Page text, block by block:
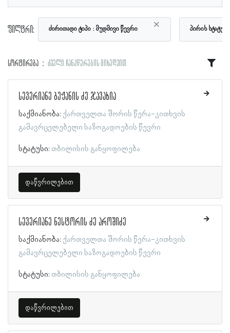
ფილტრი: ×
ძირითადი ტიპი მუდმივი წევრი პირის
სორტირება ძველი ჩანაწერების მიხედვით
სევერიანე ბეჟანის ძე ჯავახია
საქმიანობა: ქართველთა შორის წერა-კითხვის
გამავრცელებელი საზოგადოების წევრი
სტატუსი: თბილისის განყოფილება
დაწვრილებით
სევერიანე ნესტორის ძე აროშიძე
საქმიანობა: ქართველთა შორის წერა-კითხვის
გამავრცელებელი საზოგადოების წევრი
სტატუსი: თბილისის განყოფილება
დაწვრილებით